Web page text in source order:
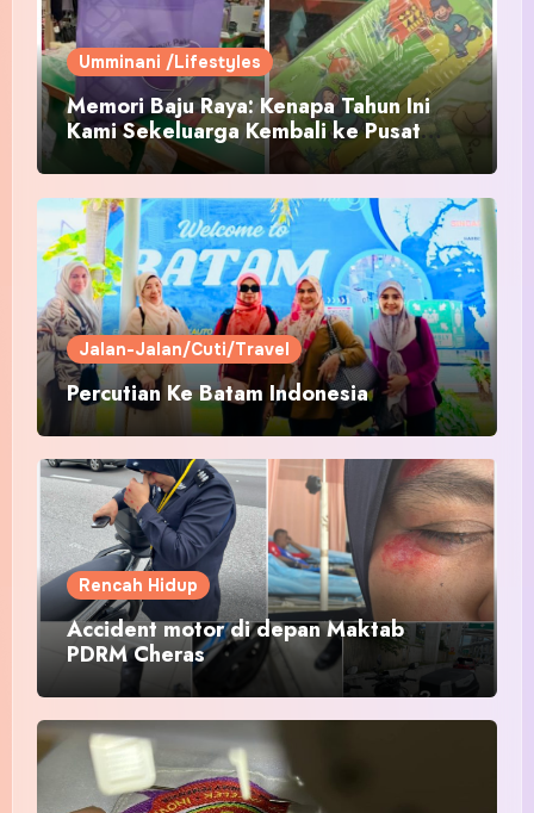
Umminani /Lifestyles
Memori Baju Raya: Kenapa Tahun Ini
Kami Sekeluarga Kembali ke Pusat
Pakaian Hari-Hari?
Jalan-Jalan/Cuti/Travel
Percutian Ke Batam Indonesia
Rencah Hidup
Accident motor di depan Maktab
PDRM Cheras